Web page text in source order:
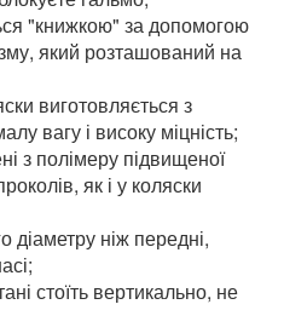
"книжкою" за допомогою
який розташований на
виготовляється з
вагу і високу міцність;
з полімеру підвищеної
як і у коляски
діаметру ніж передні,
стоїть вертикально, не